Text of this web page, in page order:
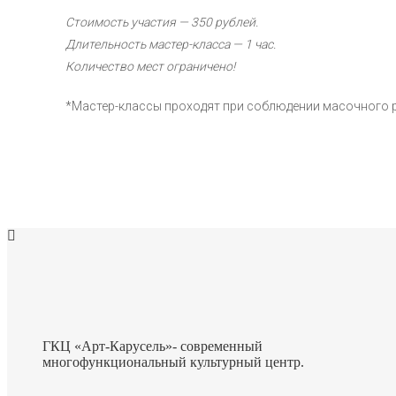
Стоимость участия — 350 рублей.
Длительность мастер-класса — 1 час.
Количество мест ограничено!
*Мастер-классы проходят при соблюдении масочного
ГКЦ «Арт-Карусель»- современный
многофункциональный культурный центр.